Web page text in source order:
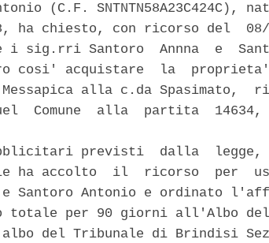
(C.F. SNTNTN58A23C424C),
ha chiesto, con ricorso del
sig.rri Santoro  Annna  e
cosi' acquistare  la
alla c.da Spasimato,
Comune  alla  partita
previsti  dalla  legge,
ha accolto  il  ricorso  per
e Santoro Antonio e ordinato
totale per 90 giorni all'Albo del
del Tribunale di Brindisi